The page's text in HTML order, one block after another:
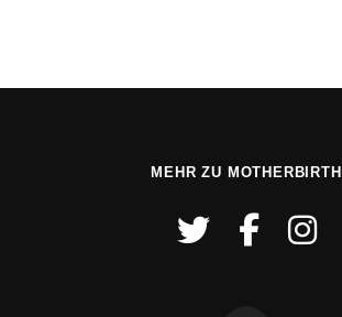
MEHR ZU MOTHERBIRTH